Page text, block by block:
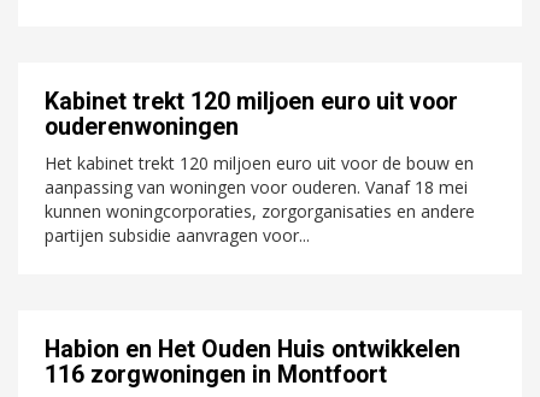
Kabinet trekt 120 miljoen euro uit voor
ouderenwoningen
Het kabinet trekt 120 miljoen euro uit voor de bouw en
aanpassing van woningen voor ouderen. Vanaf 18 mei
kunnen woningcorporaties, zorgorganisaties en andere
partijen subsidie aanvragen voor...
Habion en Het Ouden Huis ontwikkelen
116 zorgwoningen in Montfoort